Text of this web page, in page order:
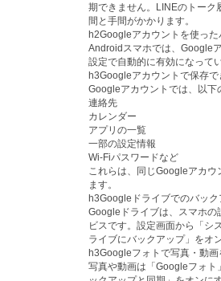
期できません。LINEのトーク
間と手間がかかります。
h2Googleアカウントを使っ
Androidスマホでは、Google
設定で自動的に有効になって
h3Googleアカウントで保存
Googleアカウントでは、以
連絡先
カレンダー
アプリの一覧
一部の設定情報
Wi-Fiパスワードなど
これらは、同じGoogleアカ
ます。
h3Googleドライブでのバッ
Googleドライブは、スマホの
ビスです。設定画面から「
ライブにバックアップ」をオ
h3Googleフォトで写真・動
写真や動画は「Googleフォト